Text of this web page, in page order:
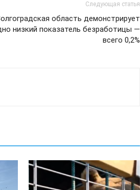
Следующая статья
область демонстрирует
низкий показатель безработицы —
всего 0,2%